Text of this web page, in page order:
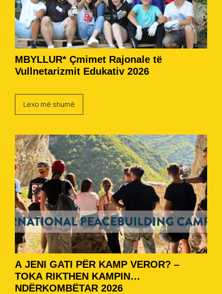
MBYLLUR* Çmimet Rajonale të
Vullnetarizmit Edukativ 2026
Lexo më shumë
A JENI GATI PËR KAMP VEROR? –
TOKA RIKTHEN KAMPIN
NDËRKOMBËTAR 2026